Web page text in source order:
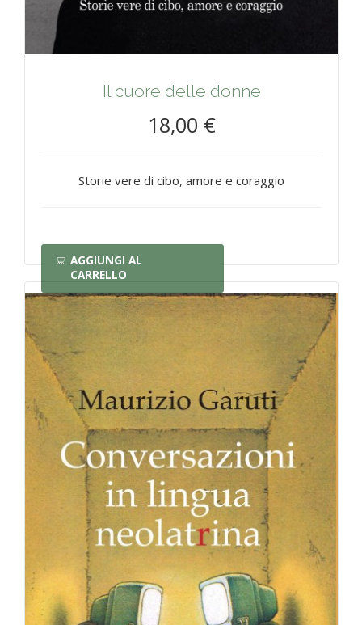
Il cuore delle donne
18,00 €
Storie vere di cibo, amore e coraggio
AGGIUNGI AL
CARRELLO